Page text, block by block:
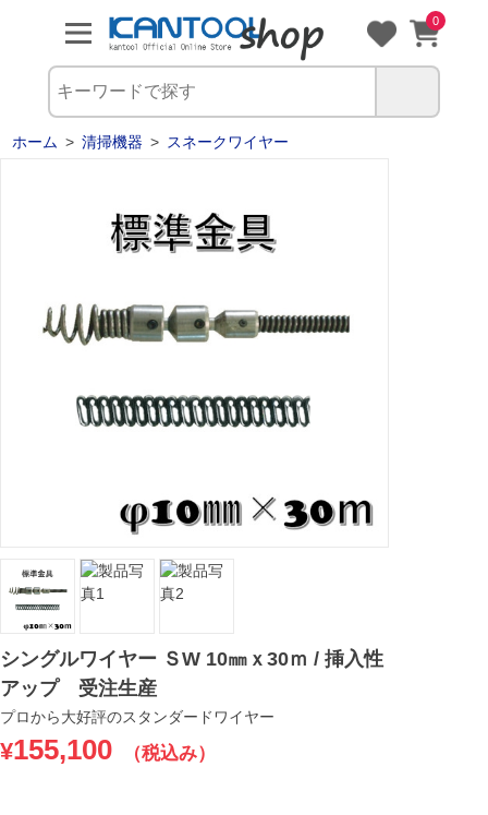
0
ホーム > 清掃機器 > スネークワイヤー
シングルワイヤー ＳW 10㎜ｘ30ｍ / 挿入性
アップ 受注生産
プロから大好評のスタンダードワイヤー
¥155,100 （税込み）